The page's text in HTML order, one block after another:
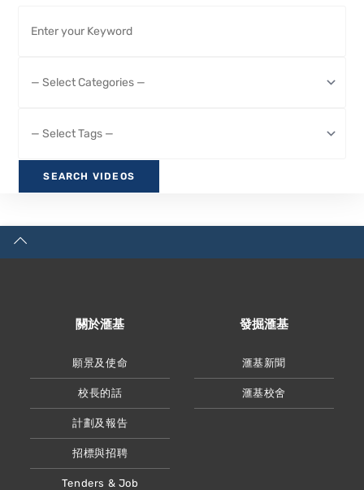
關於滙基
願景及使命
校長的話
計劃及報告
招標與招聘
Tenders & Job
發掘滙基
滙基新聞
滙基校舍